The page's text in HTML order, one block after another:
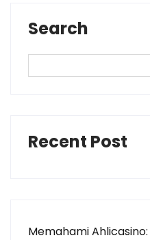
Search
Recent Post
Memahami